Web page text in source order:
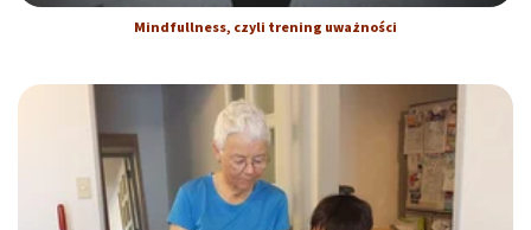
Mindfullness, czyli trening uważności